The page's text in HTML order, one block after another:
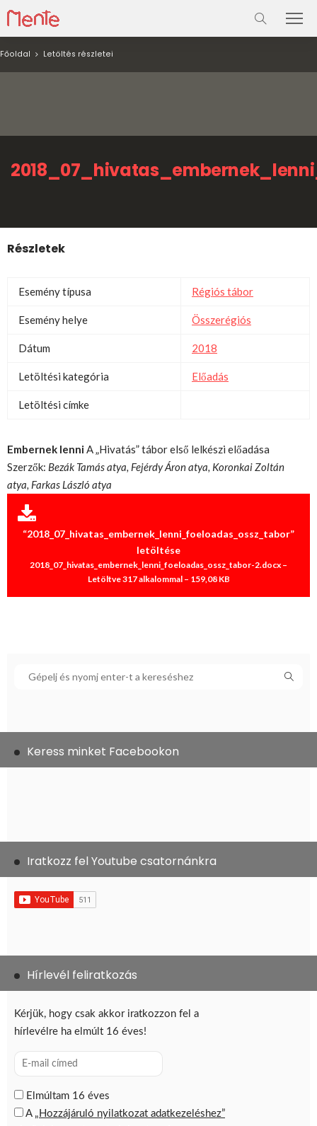
Főoldal Letöltés részletei
Részletek
Esemény típusa Régiós tábor
Esemény helye Összerégiós
Dátum 2018
Letöltési kategória Előadás
Letöltési címke
Embernek lenniA „Hivatás” tábor első lelkészi előadása
Szerzők: Bezák Tamás atya, Fejérdy Áron atya, Koronkai Zoltán
atya, Farkas László atya
“2018_07_hivatas_embernek_lenni_foeloadas_ossz_tabor”
letöltése
2018_07_hivatas_embernek_lenni_foeloadas_ossz_tabor-2.docx –
Letöltve 317 alkalommal – 159,08 KB
Keress minket Facebookon
Iratkozz fel Youtube csatornánkra
Hírlevél feliratkozás